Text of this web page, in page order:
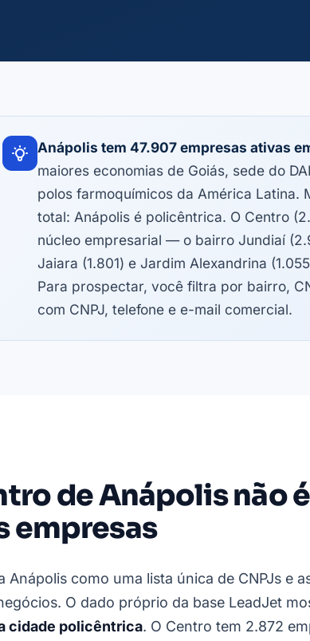
Anápolis tem 47.907 empresas ativas
maiores economias de Goiás, sede do
polos farmoquímicos da América Latina.
total: Anápolis é policêntrica. O Centro
núcleo empresarial — o bairro Jundiaí
Jaiara (1.801) e Jardim Alexandrina
Para prospectar, você filtra por bairro,
com CNPJ, telefone e e-mail comercial.
de Anápolis não é
empresas
como uma lista única de CNPJs e
O dado próprio da base LeadJet
cidade policêntrica. O Centro tem 2.872